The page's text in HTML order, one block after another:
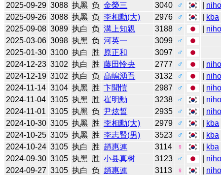
2025-09-29 3088 执黑 负 金榮三 3040 ♂
2025-09-26 3088 执黑 负 李相勳(大) 2976 ♂ kba
2025-09-08 3089 执白 负 溝上知親 3188 ♂
2025-03-06 3098 执黑 负 河英一 3099
♂
2025-01-30 3100 执白 胜 原正和 3097
♂
2024-12-23 3102 执白 胜 藤田怜央 2777 ♂
2024-12-19 3102 执白 负 髙嶋湧吾 3132 ♂
2024-11-14 3104 执黑 胜 卞聞愷 2987 ♂
2024-11-04 3105 执黑 胜 崔明勳 3238 ♂
2024-11-01 3105 执黑 负 尹炫晳 2935 ♂
2024-10-30 3105 执黑 胜 李相勳(大) 2979 ♂ kba
2024-10-25 3105 执黑 胜 李志賢(男) 3523 ♂ kba
2024-10-24 3105 执白 胜 趙惠連 3114 ♀ kba
2024-09-30 3105 执黑 胜 小县真树 3123 ♂
2024-09-27 3105 执白 负 趙惠連 3113 ♀